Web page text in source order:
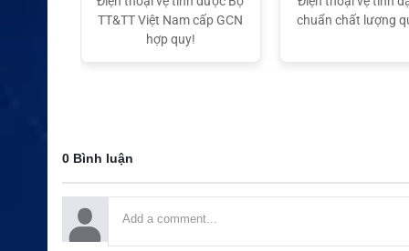
TT&TT Việt Nam cấp GCN
hợp quy!
chuẩn chất lượng
0 Bình luận